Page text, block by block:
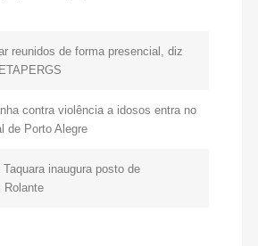
reunidos de forma presencial, diz
contra violência a idosos entra no
de Porto Alegre
inaugura posto de
Rolante